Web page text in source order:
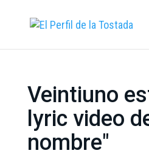
Veintiuno
lyric video
nombre"